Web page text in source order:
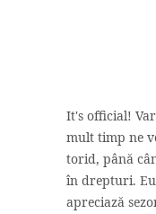
It's official!
mult timp ne
torid, până
în drepturi.
apreciază